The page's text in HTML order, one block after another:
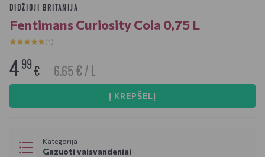
DIDŽIOJI BRITANIJA
Fentimans Curiosity Cola 0,75 L
(1)
499€ 6.65 € / L
Į KREPŠELĮ
Kategorija
Gazuoti vaisvandeniai